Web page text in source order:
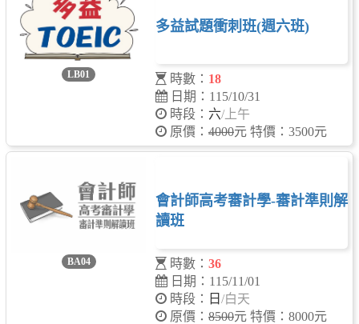
LB01
多益試題衝刺班(週六班)
時數： 18
日期：115/10/31
時段： 六/上午
原價： 4000元 特價：3500元
BA04
會計師高考審計學-審計準則解
讀班
時數： 36
日期：115/11/01
時段：
日 /白天
原價： 8500元 特價：8000元